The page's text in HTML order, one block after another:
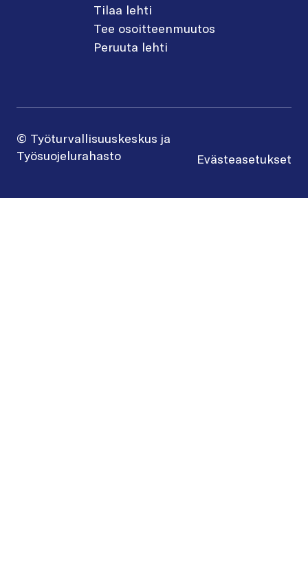
Tilaa lehti
Tee osoitteenmuutos
Peruuta lehti
© Työturvallisuuskeskus ja
Työsuojelurahasto
Evästeasetukset